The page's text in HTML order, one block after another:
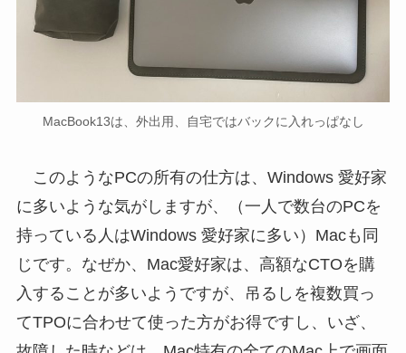
MacBook13は、外出用、自宅ではバックに入れっぱなし
このようなPCの所有の仕方は、Windows 愛好家
に多いような気がしますが、（一人で数台のPCを
持っている人はWindows 愛好家に多い）Macも同
じです。なぜか、Mac愛好家は、高額なCTOを購
入することが多いようですが、吊るしを複数買っ
てTPOに合わせて使った方がお得ですし、いざ、